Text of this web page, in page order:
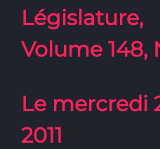
Législature,
Volume 148,
Le mercredi
2011